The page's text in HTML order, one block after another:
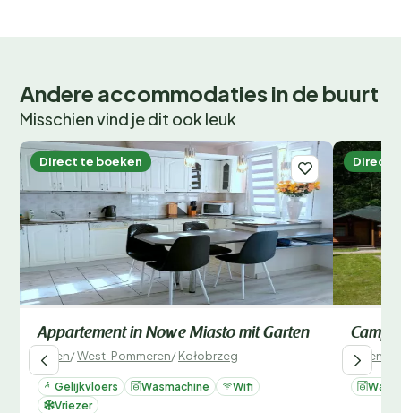
Andere accommodaties in de buurt
Misschien vind je dit ook leuk
Direct te boeken
Appartement in Nowe Miasto mit Garten
Polen/West-Pommeren/Kołobrzeg
Gelijkvloers Wasmachine
Wifi
Vriezer
Direct
Polen